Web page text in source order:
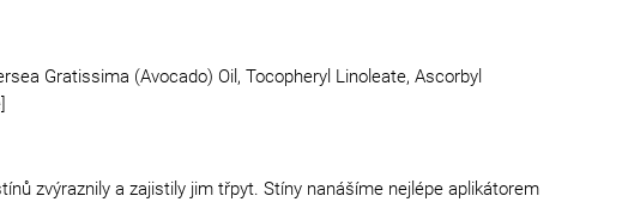
Gratissima (Avocado) Oil, Tocopheryl Linoleate, Ascorbyl
zvýraznily a zajistily jim třpyt. Stíny nanášíme nejlépe aplikátorem